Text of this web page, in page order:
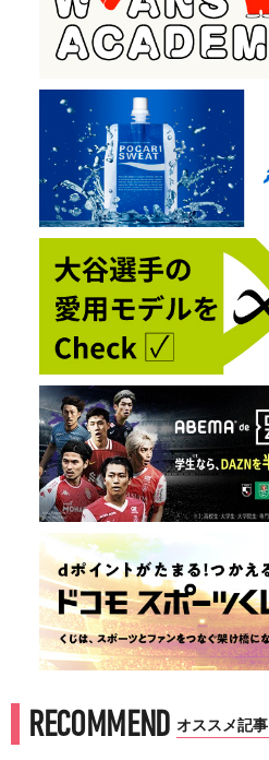
RECOMMEND オススメ記事